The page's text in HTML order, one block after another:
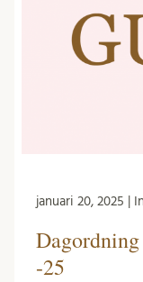
januari 20, 2025 |
-25